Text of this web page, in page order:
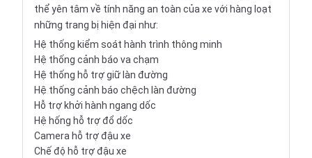
thể yên tâm về tính năng an toàn của xe với hàng loạt
những trang bị hiện đại như:
Hệ thống kiểm soát hành trình thông minh
Hệ thống cảnh báo va chạm
Hệ thống hỗ trợ giữ làn đường
Hệ thống cảnh báo chệch làn đường
Hỗ trợ khởi hành ngang dốc
Hệ hống hỗ trợ đổ dốc
Camera hỗ trợ đậu xe
Chế độ hỗ trợ đậu xe